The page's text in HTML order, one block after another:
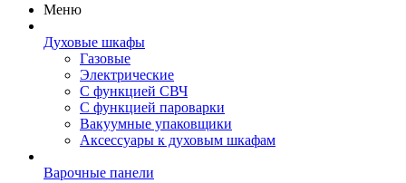
Меню
Духовые шкафы
Газовые
Электрические
С функцией СВЧ
С функцией пароварки
Вакуумные упаковщики
Аксессуары к духовым шкафам
Варочные панели